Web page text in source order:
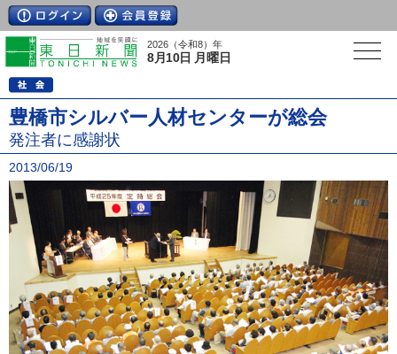
2026（令和8）年
8月10日 月曜日
豊橋市シルバー人材センターが総会
発注者に感謝状
2013/06/19